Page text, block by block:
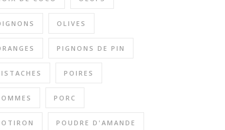
OLIVES
PIGNONS DE PIN
POIRES
PORC
POUDRE D'AMANDE